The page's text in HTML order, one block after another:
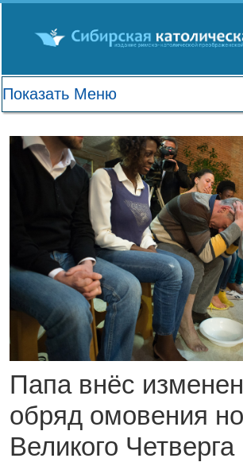
Папа внёс
обряд омовения
Великого Четверга